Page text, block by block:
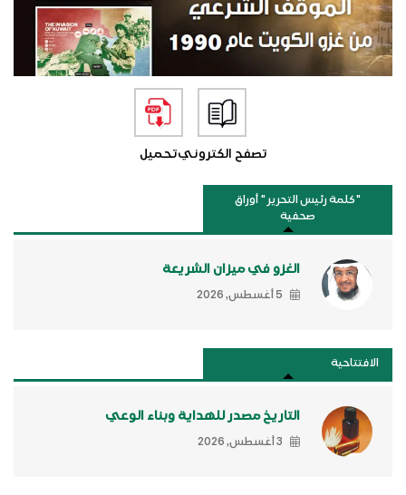
تصفح الكترونيتحميل
"كلمة رئيس التحرير " أوراق
صحفية
الغزو في ميزان الشريعة
5 أغسطس, 2026
الافتتاحية
التاريخ مصدر للهداية وبناء الوعي
3 أغسطس, 2026